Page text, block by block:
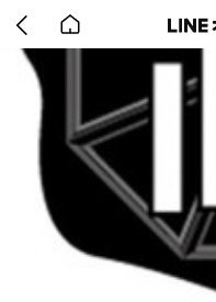
back
to